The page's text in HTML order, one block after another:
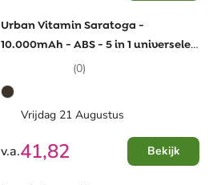
Urban Vitamin Saratoga -
10.000mAh - ABS - 5 in 1 universele
(0)
Vrijdag 21 Augustus
v.a.41,82 Bekijk